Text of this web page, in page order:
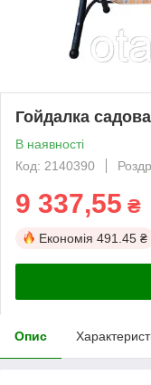
Гойдалка
В наявності
Код: 2140390
9 337,55 ₴
Економія 491.45 ₴
Опис